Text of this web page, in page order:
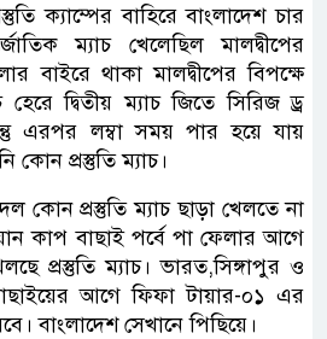
ক্যাম্পের বাহিরে বাংলাদেশ চার
ম্যাচ খেলেছিল মালদ্বীপের
বাইরে থাকা মালদ্বীপের বিপক্ষে
দ্বিতীয় ম্যাচ জিতে সিরিজ ড্র
এরপর লম্বা সময় পার হয়ে যায়
কোন প্রস্তুতি ম্যাচ।
কোন প্রস্তুতি ম্যাচ ছাড়া খেলতে না
কাপ বাছাই পর্বে পা ফেলার আগে
প্রস্তুতি ম্যাচ। ভারত,সিঙ্গাপুর ও
আগে ফিফা টায়ার-০১ এর
বাংলাদেশ সেখানে পিছিয়ে।